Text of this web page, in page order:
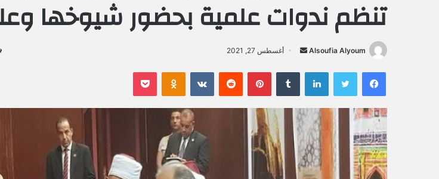
تنظم ندوات علمية بحضور شيوخها
Alsoufia Alyoum
ل
ب
ر
ي
د
ا
أغسطس 27, 2021
فيسبوك لينكدإن بينتيريست